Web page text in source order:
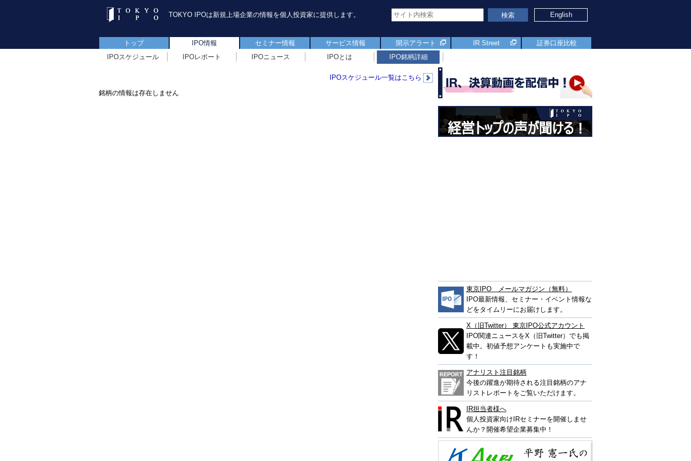
TOKYO IPOは新規上場企業の情報を個人投資家に提供します。 検索 English
トップ IPO情報 セミナー情報 サービス情報 開示アラート IR Street
証券口座比較
IPOスケジュール
IPOレポート IPOニュース IPOとは IPO銘柄詳細
IPOスケジュール一覧はこちら
銘柄の情報は存在しません
東京IPO メールマガジン（無料）
IPO最新情報、セミナー・イベント情報な
どをタイムリーにお届けします。
X（旧Twitter） 東京IPO公式アカウント
IPO関連ニュースをX（旧Twitter）でも掲
載中。初値予想アンケートも実施中で
す！
アナリスト注目銘柄
今後の躍進が期待される注目銘柄のアナ
リストレポートをご覧いただけます。
IR担当者様へ
個人投資家向けIRセミナーを開催しませ
んか？開催希望企業募集中！